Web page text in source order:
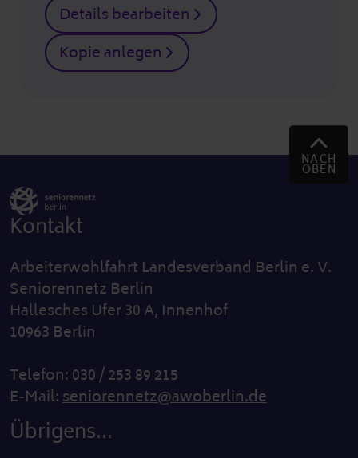
Details bearbeiten
Kopie anlegen
NACH
OBEN
Kontakt
Arbeiterwohlfahrt Landesverband Berlin e. V.
Seniorennetz Berlin
Hallesches Ufer 30 A, Innenhof
10963 Berlin
Telefon: 030 / 253 89 215
E-Mail:seniorennetz@awoberlin.de
Übrigens...